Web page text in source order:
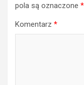
pola są oznaczone *
Komentarz *